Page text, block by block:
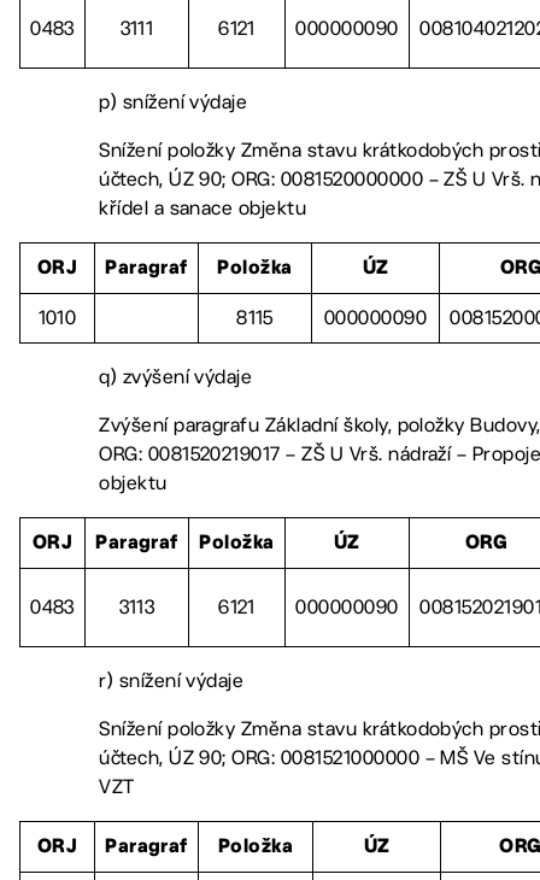
0483 3111 6121 000000090
p) snížení výdaje
Snížení položky Změna stavu krátkodobých
účtech, ÚZ 90; ORG: 0081520000000 – ZŠ U Vrš.
křídel a sanace objektu
ORJ Paragraf Položka ÚZ
1010 8115 000000090
q) zvýšení výdaje
Zvýšení paragrafu Základní školy, položky
ORG: 0081520219017 – ZŠ U Vrš. nádraží –
objektu
ORJ Paragraf Položka ÚZ ORG
0483 3113 6121 000000090
r) snížení výdaje
Snížení položky Změna stavu krátkodobých
účtech, ÚZ 90; ORG: 0081521000000 – MŠ Ve
VZT
ORJ Paragraf Položka ÚZ